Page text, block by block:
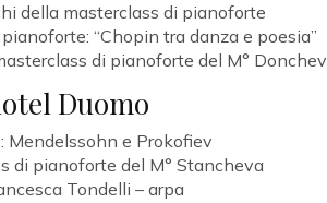
della masterclass di pianoforte
“Chopin tra danza e poesia”
di pianoforte del M° Donchev
Duomo
Mendelssohn e Prokofiev
di pianoforte del M° Stancheva
Tondelli – arpa